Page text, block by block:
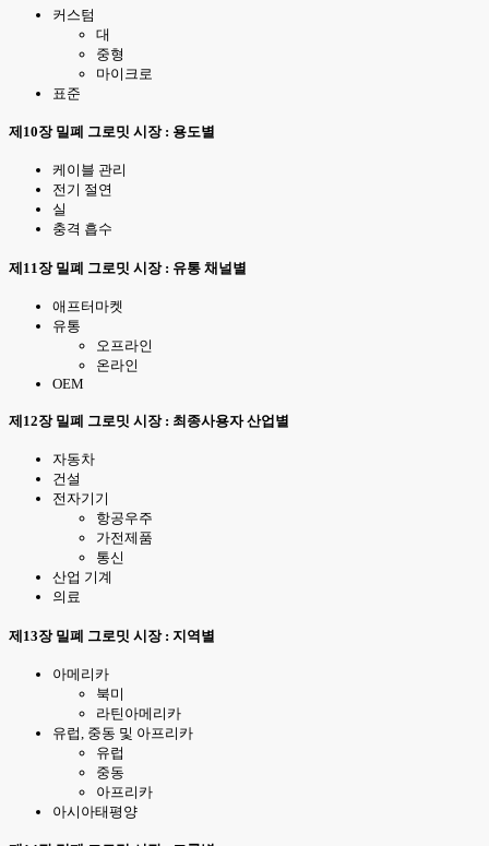
커스텀
대
중형
마이크로
표준
제10장 밀폐 그로밋 시장 : 용도별
케이블 관리
전기 절연
실
충격 흡수
제11장 밀폐 그로밋 시장 : 유통 채널별
애프터마켓
유통
오프라인
온라인
OEM
제12장 밀폐 그로밋 시장 : 최종사용자 산업별
자동차
건설
전자기기
항공우주
가전제품
통신
산업 기계
의료
제13장 밀폐 그로밋 시장 : 지역별
아메리카
북미
라틴아메리카
유럽, 중동 및 아프리카
유럽
중동
아프리카
아시아태평양